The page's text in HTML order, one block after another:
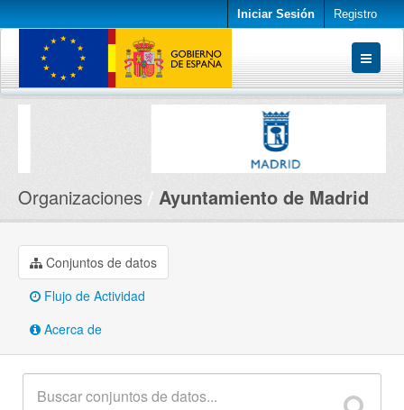
Iniciar Sesión Registro
Conjuntos de datos
Organizaciones Ayuntamiento de Madrid
Conjuntos de datos
Flujo de Actividad
Acerca de